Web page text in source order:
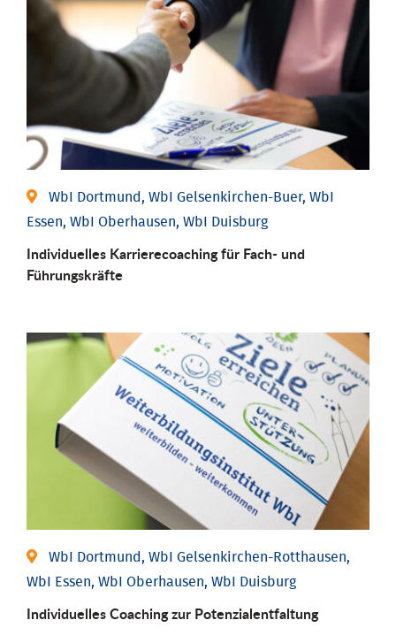
WbI Dortmund, WbI Gelsenkirchen-Buer, WbI
Essen, WbI Oberhausen, WbI Duisburg
Individu­elles Karrierecoaching für Fach-­ und
Führungs­kräfte
WbI Dortmund, WbI Gelsenkirchen-Rotthausen,
WbI Essen, WbI Oberhausen, WbI Duisburg
Individuelles Coaching zur Potenzialentfaltung